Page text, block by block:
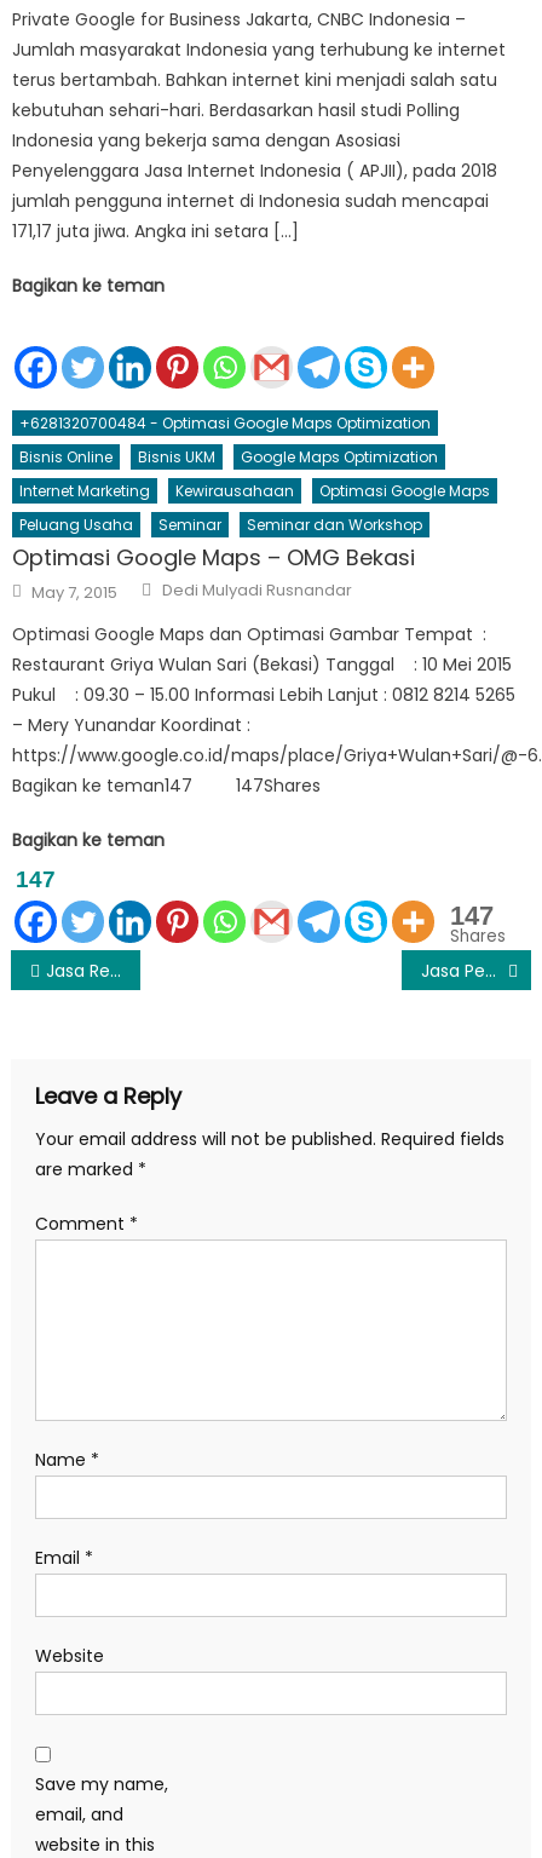
Private Google for Business Jakarta, CNBC Indonesia –
Jumlah masyarakat Indonesia yang terhubung ke internet
terus bertambah. Bahkan internet kini menjadi salah satu
kebutuhan sehari-hari. Berdasarkan hasil studi Polling
Indonesia yang bekerja sama dengan Asosiasi
Penyelenggara Jasa Internet Indonesia ( APJII), pada 2018
jumlah pengguna internet di Indonesia sudah mencapai
171,17 juta jiwa. Angka ini setara […]
Bagikan ke teman
+6281320700484 - Optimasi Google Maps Optimization
Bisnis Online
Bisnis UKM
Google Maps Optimization
Internet Marketing
Kewirausahaan
Optimasi Google Maps
Peluang Usaha
Seminar Seminar dan Workshop
Optimasi Google Maps – OMG Bekasi
Posted
on
May 7, 2015 Author
Dedi Mulyadi Rusnandar
Optimasi Google Maps dan Optimasi Gambar Tempat :
Restaurant Griya Wulan Sari (Bekasi) Tanggal : 10 Mei 2015
Pukul : 09.30 – 15.00 Informasi Lebih Lanjut : 0812 8214 5265
– Mery Yunandar Koordinat :
https://www.google.co.id/maps/place/Griya+Wulan+Sari/@-
Bagikan ke teman147 147Shares
Bagikan ke teman
147
147
Shares
Post
Jasa Review / Ulasan Google Bisnis dan Google Maps Jasa Pembuatan Website
Leave a Reply
Your email address will not be published. Required fields
are marked *
Comment *
Name *
Email *
Website
Save my name,
email, and
website in this